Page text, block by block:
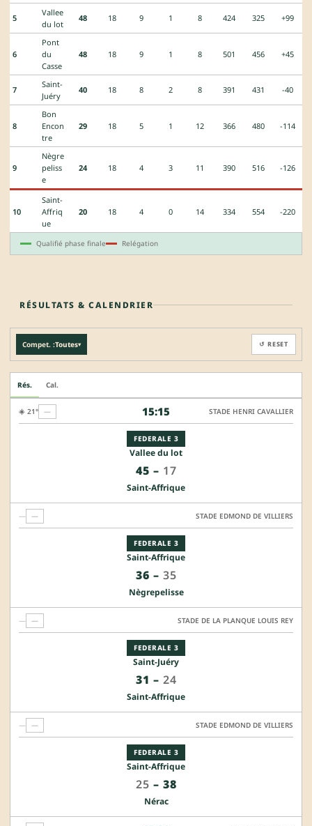
5
Vallee
du lot
48 18 9 1 8 424 325 +99
6
Pont
du
Casse
48 18 9 1 8 501 456 +45
7
Saint-
Juéry
40 18 8 2 8 391 431 -40
8
Bon
Encon
tre
29 18 5 1 12 366 480 -114
9
Nègre
peliss
e
24 18 4 3 11 390 516 -126
10
Saint-
Affriq
ue
20 18 4 0 14 334 554 -220
Qualifié phase finale Relégation
RÉSULTATS & CALENDRIER
Compet. :Toutes▾ ↺ RESET
Rés. Cal.
15:15
FEDERALE 3
Vallee du lot
45 – 17
Saint-Affrique
☀️ 21° — STADE HENRI CAVALLIER
FEDERALE 3
Saint-Affrique
36 – 35
Nègrepelisse
— — STADE EDMOND DE VILLIERS
FEDERALE 3
Saint-Juéry
31 – 24
Saint-Affrique
— — STADE DE LA PLANQUE LOUIS REY
FEDERALE 3
Saint-Affrique
25 – 38
Nérac
— — STADE EDMOND DE VILLIERS